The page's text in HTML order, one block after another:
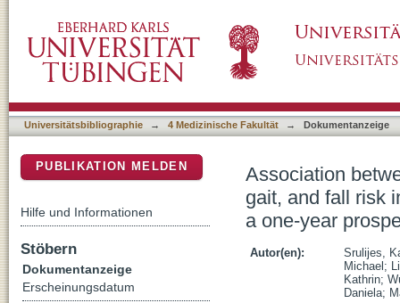
neurodegenerative disease: protocol of a
Universitätsbibliographie → 4 Medizinische Fakultät → Dokumentanzeige
Association
gait, and fall risk
a one-year
Autor(en):
Srulijes,
Michael ;
Kathrin;
Daniela;
PUBLIKATION MELDEN
Hilfe und Informationen
Stöbern
Dokumentanzeige
Erscheinungsdatum